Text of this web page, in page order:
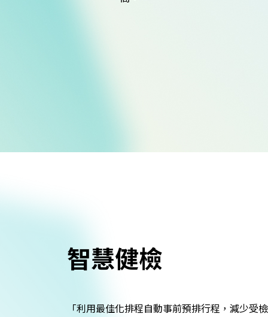
智慧健檢
「利用最佳化排程自動事前預排行程，減少受